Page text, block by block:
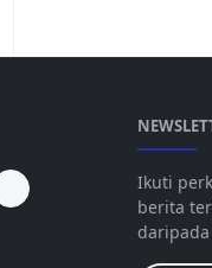
Ikuti
berita